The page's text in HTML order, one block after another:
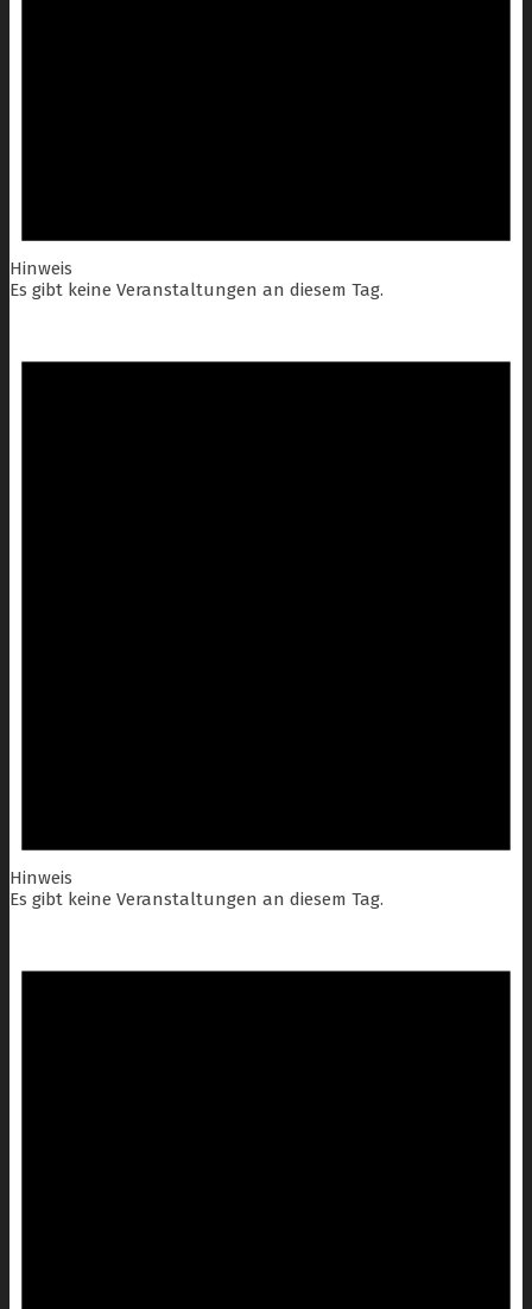
Hinweis
Es gibt keine Veranstaltungen an diesem Tag.
Hinweis
Es gibt keine Veranstaltungen an diesem Tag.